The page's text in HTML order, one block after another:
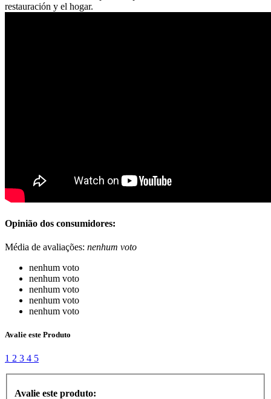
restauración y el hogar.
Opinião dos consumidores:
Média de avaliações: nenhum voto
nenhum voto
nenhum voto
nenhum voto
nenhum voto
nenhum voto
Avalie este Produto
1 2 3 4 5
Avalie este produto: